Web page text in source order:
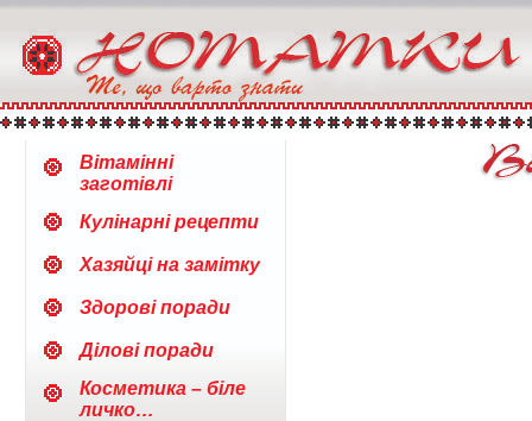
Вітамінні
заготівлі
Кулінарні рецепти
Хазяйці на замітку
Здорові поради
Ділові поради
Косметика – біле
личко…